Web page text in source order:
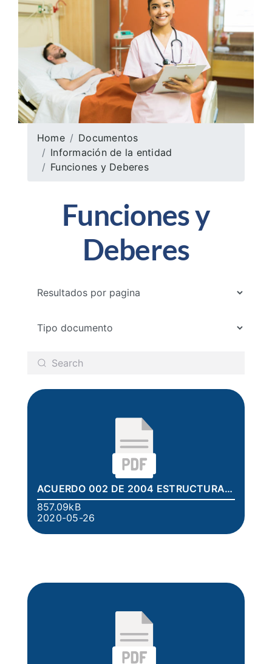
Home
Documentos
Información de la entidad
Funciones y Deberes
Funciones y
Deberes
ACUERDO 002 DE 2004 ESTRUCTURA JURIDICO.pdf
857.09kB
2020-05-26